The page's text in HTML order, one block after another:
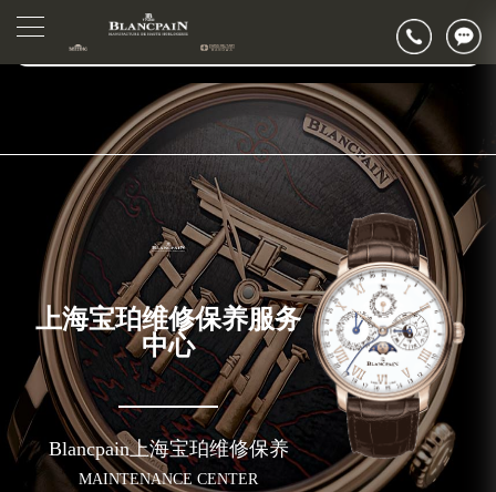
官网公告>
▲
▼
2026年6月上海市宝珀官方售后客户服务热线：400-883-8293
2026年6月宝珀售后服务中心最新网点地址：
上海市徐汇区虹桥路3号港汇中心2座37层3705室宝珀售后服务中心（需提前预约）
节假日正常营业！
上海宝珀维修保养服务
中心
Blancpain上海宝珀维修保养
MAINTENANCE CENTER